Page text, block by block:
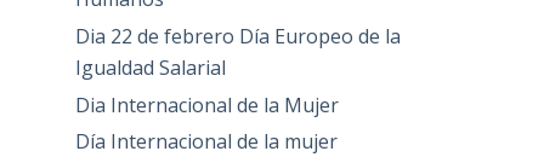
Dia 22 de febrero Día Europeo de la
Igualdad Salarial
Dia Internacional de la Mujer
Día Internacional de la mujer